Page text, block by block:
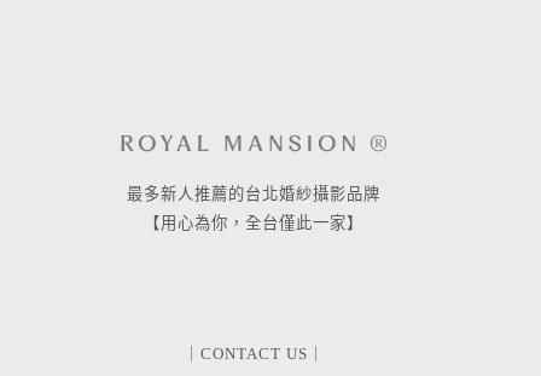
最多新人推薦的台北婚紗攝影品牌
【用心為你，全台僅此一家】
｜CONTACT US｜